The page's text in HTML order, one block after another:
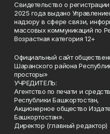
Свидетельство о
2025 года выдано
надзору в сфере связи,
массовых коммуникаций по
Возрастная категория 12+
Официальный сайт
Шаранского района
просторы»
УЧРЕДИТЕЛЬ:
Агентство по печати и
Республики Башкортостан,
Акционерное общество
Башкортостан».
Директор (главный